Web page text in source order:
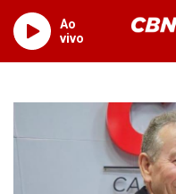
Ao
vivo